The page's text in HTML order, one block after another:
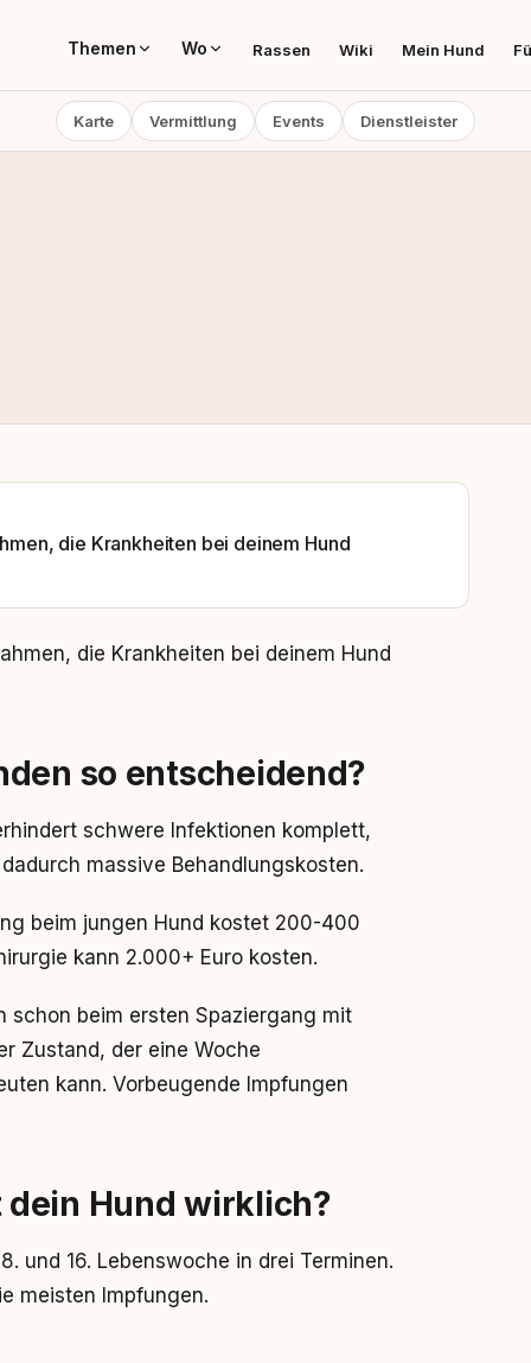
Themen Wo Rassen Wiki Mein Hund
Karte Vermittlung Events Dienstleister
die Krankheiten bei deinem Hund
die Krankheiten bei deinem Hund
so entscheidend?
schwere Infektionen komplett,
massive Behandlungskosten.
beim jungen Hund kostet 200-400
kann 2.000+ Euro kosten.
beim ersten Spaziergang mit
Zustand, der eine Woche
kann. Vorbeugende Impfungen
Hund wirklich?
und 16. Lebenswoche in drei Terminen.
meisten Impfungen.